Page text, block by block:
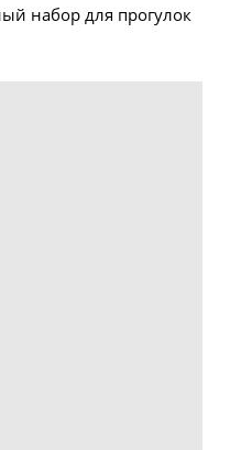
набор для прогулок